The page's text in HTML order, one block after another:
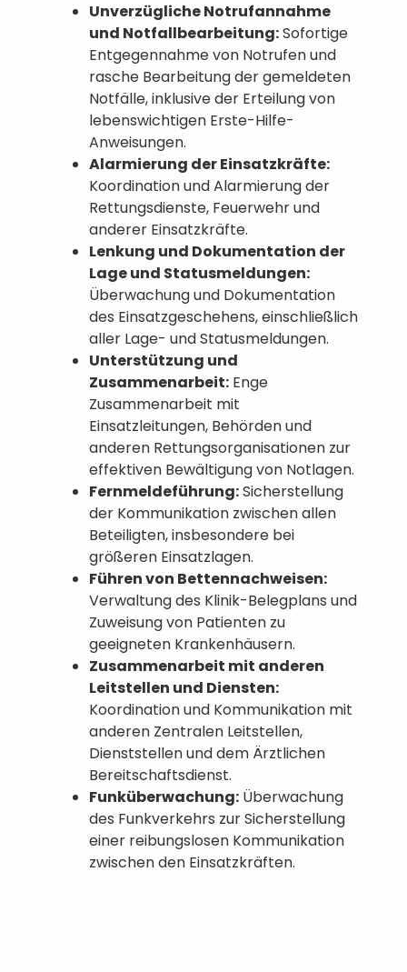
Unverzügliche Notrufannahme
und Notfallbearbeitung:Sofortige
Entgegennahme von Notrufen und
rasche Bearbeitung der gemeldeten
Notfälle, inklusive der Erteilung von
lebenswichtigen Erste-Hilfe-
Anweisungen.
Alarmierung der Einsatzkräfte:
Koordination und Alarmierung der
Rettungsdienste, Feuerwehr und
anderer Einsatzkräfte.
Lenkung und Dokumentation der
Lage und Statusmeldungen:
Überwachung und Dokumentation
des Einsatzgeschehens, einschließlich
aller Lage- und Statusmeldungen.
Unterstützung und
Zusammenarbeit: Enge
Zusammenarbeit mit
Einsatzleitungen, Behörden und
anderen Rettungsorganisationen zur
effektiven Bewältigung von Notlagen.
Fernmeldeführung:Sicherstellung
der Kommunikation zwischen allen
Beteiligten, insbesondere bei
größeren Einsatzlagen.
Führen von Bettennachweisen:
Verwaltung des Klinik-Belegplans und
Zuweisung von Patienten zu
geeigneten Krankenhäusern.
Zusammenarbeit mit anderen
Leitstellen und Diensten:
Koordination und Kommunikation mit
anderen Zentralen Leitstellen,
Dienststellen und dem Ärztlichen
Bereitschaftsdienst.
Funküberwachung: Überwachung
des Funkverkehrs zur Sicherstellung
einer reibungslosen Kommunikation
zwischen den Einsatzkräften.